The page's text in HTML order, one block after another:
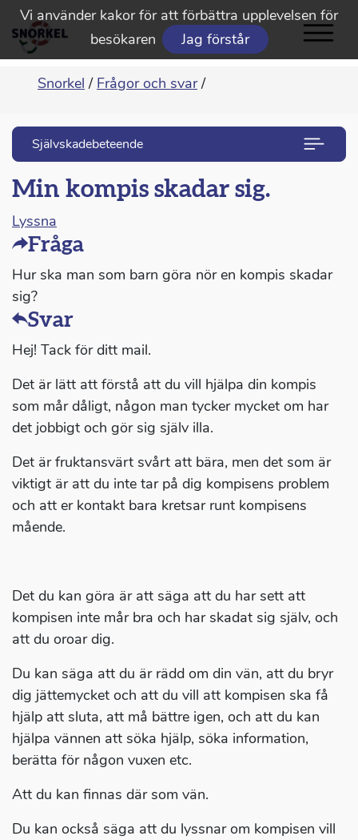
Vi använder kakor för att förbättra upplevelsen för
besökaren
Jag förstår
Snorkel / Frågor och svar /
Självskadebeteende
Min kompis skadar sig.
Lyssna
Fråga
Hur ska man som barn göra nör en kompis skadar
sig?
Svar
Hej! Tack för ditt mail.
Det är lätt att förstå att du vill hjälpa din kompis
som mår dåligt, någon man tycker mycket om har
det jobbigt och gör sig själv illa.
Det är fruktansvärt svårt att bära, men det som är
viktigt är att du inte tar på dig kompisens problem
och att er kontakt bara kretsar runt kompisens
mående.
Det du kan göra är att säga att du har sett att
kompisen inte mår bra och har skadat sig själv, och
att du oroar dig.
Du kan säga att du är rädd om din vän, att du bryr
dig jättemycket och att du vill att kompisen ska få
hjälp att sluta, att må bättre igen, och att du kan
hjälpa vännen att söka hjälp, söka information,
berätta för någon vuxen etc.
Att du kan finnas där som vän.
Du kan också säga att du lyssnar om kompisen vill